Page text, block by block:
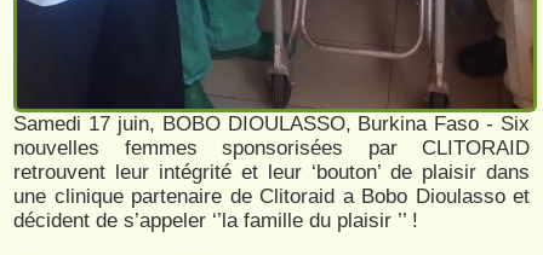
Samedi 17 juin, BOBO DIOULASSO, Burkina Faso - Six
nouvelles femmes sponsorisées par CLITORAID
retrouvent leur intégrité et leur ‘bouton’ de plaisir dans
une clinique partenaire de Clitoraid a Bobo Dioulasso et
décident de s’appeler ‘’la famille du plaisir ’’ !